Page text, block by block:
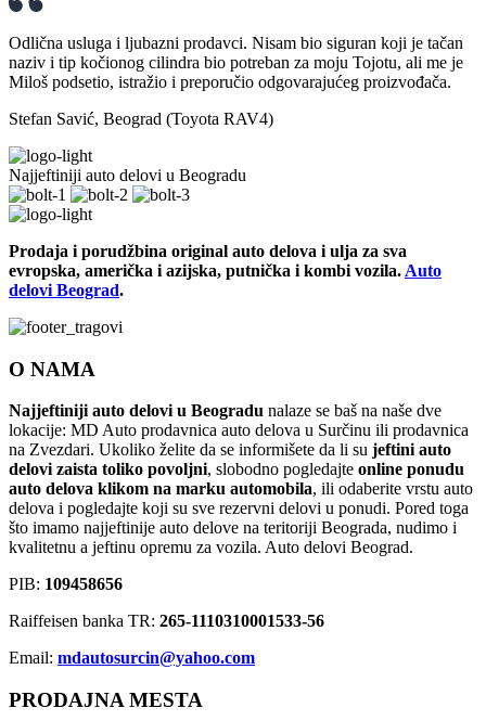
Odlična usluga i ljubazni prodavci. Nisam bio siguran koji je tačan
naziv i tip kočionog cilindra bio potreban za moju Tojotu, ali me je
Miloš podsetio, istražio i preporučio odgovarajućeg proizvođača.
Stefan Savić, Beograd (Toyota RAV4)
Najjeftiniji auto delovi u Beogradu
Prodaja i porudžbina original auto delova i ulja za sva
evropska, američka i azijska, putnička i kombi vozila. Auto
delovi Beograd.
O NAMA
Najjeftiniji auto delovi u Beogradu nalaze se baš na naše dve
lokacije: MD Auto prodavnica auto delova u Surčinu ili prodavnica
na Zvezdari. Ukoliko želite da se informišete da li su jeftini auto
delovi zaista toliko povoljni, slobodno pogledajte online ponudu
auto delova klikom na marku automobila, ili odaberite vrstu auto
delova i pogledajte koji su sve rezervni delovi u ponudi. Pored toga
što imamo najjeftinije auto delove na teritoriji Beograda, nudimo i
kvalitetnu a jeftinu opremu za vozila. Auto delovi Beograd.
PIB: 109458656
Raiffeisen banka TR: 265-1110310001533-56
Email: mdautosurcin@yahoo.com
PRODAJNA MESTA